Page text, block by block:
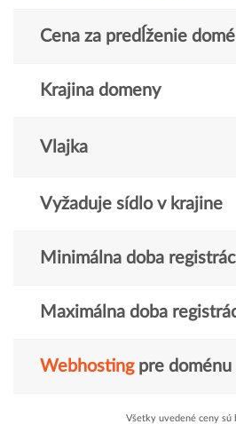
Cena za predĺženie
Krajina domeny
Vlajka
Vyžaduje sídlo v krajine
Minimálna doba
Maximálna doba
Webhostingpre doménu
Všetky uvedené ceny sú